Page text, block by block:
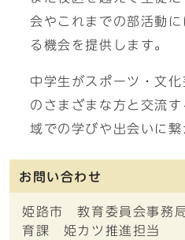
会やこれまでの部活動
る機会を提供します。
中学生がスポーツ・文
のさまざまな方と交流
域での学びや出会いに繋
お問い合わせ
姫路市 教育委員会事
育課 姫カツ推進担当